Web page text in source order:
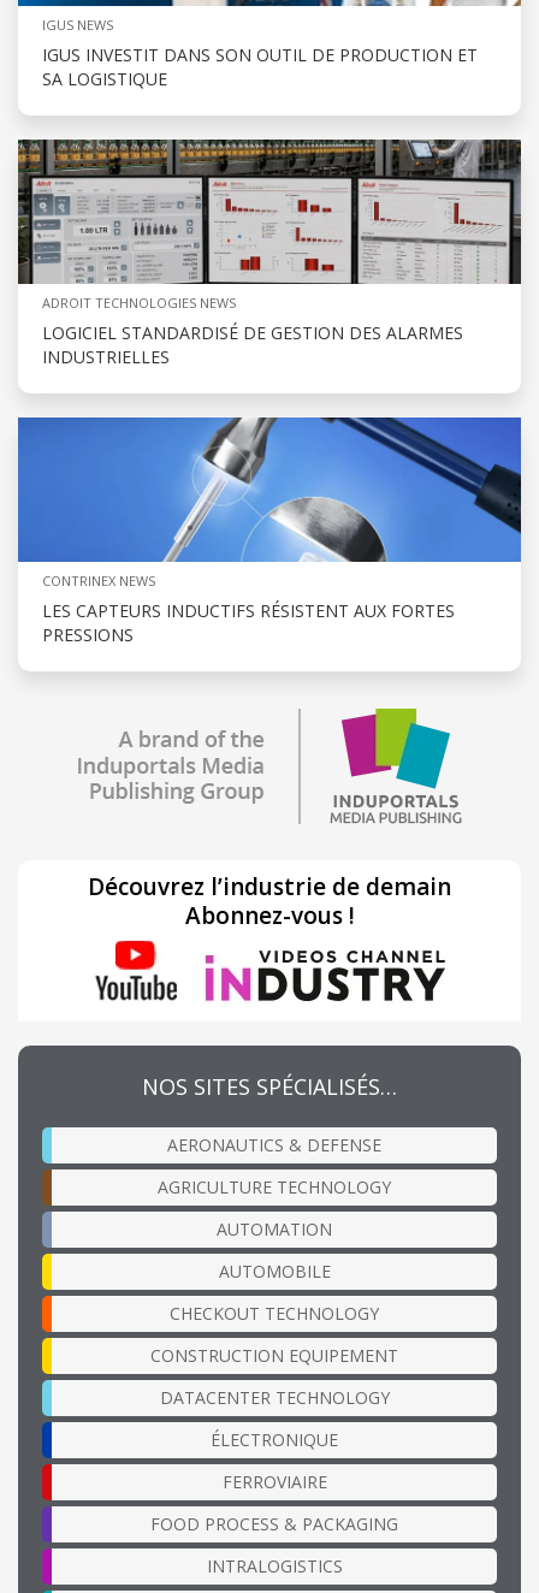
IGUS NEWS
IGUS INVESTIT DANS SON OUTIL DE PRODUCTION ET
SA LOGISTIQUE
ADROIT TECHNOLOGIES NEWS
LOGICIEL STANDARDISÉ DE GESTION DES ALARMES
INDUSTRIELLES
CONTRINEX NEWS
LES CAPTEURS INDUCTIFS RÉSISTENT AUX FORTES
PRESSIONS
Découvrez l’industrie de demain
Abonnez-vous !
NOS SITES SPÉCIALISÉS…
AERONAUTICS & DEFENSE
AGRICULTURE TECHNOLOGY
AUTOMATION
AUTOMOBILE
CHECKOUT TECHNOLOGY
CONSTRUCTION EQUIPEMENT
DATACENTER TECHNOLOGY
ÉLECTRONIQUE
FERROVIAIRE
FOOD PROCESS & PACKAGING
INTRALOGISTICS